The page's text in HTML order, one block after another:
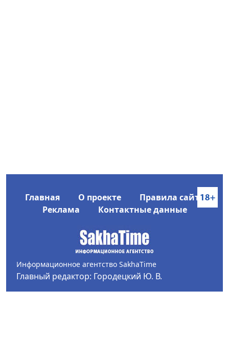
Главная О проекте
Правила сайта
Реклама
Контактные данные
Информационное агентство SakhaTime
Главный редактор: Городецкий Ю. В.